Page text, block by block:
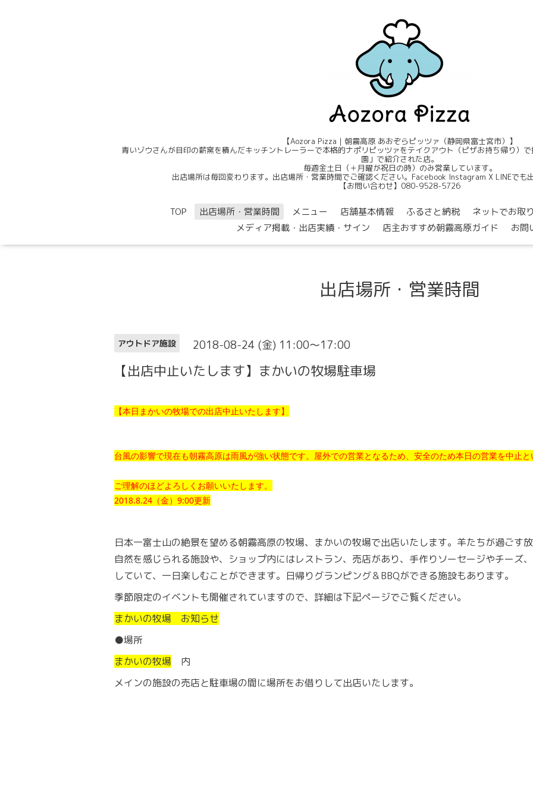
【Aozora Pizza｜朝霧高原 あおぞらピッツァ（静岡県富士宮市）】
青いゾウさんが目印の薪窯を積んだキッチントレーラーで本格的ナポリピッツァをテイクアウト（ピザお持ち帰り）
園」で紹介された店。
毎週金土日（＋月曜が祝日の時）のみ営業しています。
出店場所は毎回変わります。出店場所・営業時間でご確認ください。Facebook Instagram X LINEでも
【お問い合わせ】080-9528-5726
TOP 出店場所・営業時間 メニュー 店舗基本情報 ふるさと納税 ネットでお取
メディア掲載・出店実績・サイン
店主おすすめ朝霧高原ガイド お問
出店場所・営業時間
アウトドア施設 2018-08-24 (金) 11:00～17:00
【出店中止いたします】まかいの牧場駐車場
【本日まかいの牧場での出店中止いたします】
台風の影響で現在も朝霧高原は雨風が強い状態です。屋外での営業となるため、安全のため本日の営業を中止と
ご理解のほどよろしくお願いいたします。
2018.8.24（金）9:00更新
日本一富士山の絶景を望める朝霧高原の牧場、まかいの牧場で出店いたします。羊たちが過ごす
自然を感じられる施設や、ショップ内にはレストラン、売店があり、手作りソーセージやチーズ
していて、一日楽しむことができます。日帰りグランピング＆BBQができる施設もあります。
季節限定のイベントも開催されていますので、詳細は下記ページでご覧ください。
まかいの牧場 お知らせ
●場所
まかいの牧場 内
メインの施設の売店と駐車場の間に場所をお借りして出店いたします。